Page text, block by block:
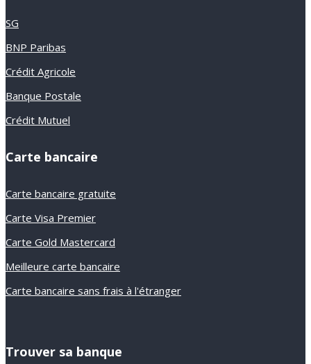
SG
BNP Paribas
Crédit Agricole
Banque Postale
Crédit Mutuel
Carte bancaire
Carte bancaire gratuite
Carte Visa Premier
Carte Gold Mastercard
Meilleure carte bancaire
Carte bancaire sans frais à l'étranger
Trouver sa banque